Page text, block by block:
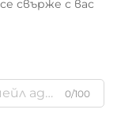
свърже с вас
0/100